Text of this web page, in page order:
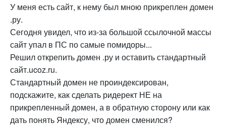
У меня есть сайт, к нему был мною прикреплен домен
.ру.
Сегодня увидел, что из-за большой ссылочной массы
сайт упал в ПС по самые помидоры...
Решил открепить домен .ру и оставить стандартный
сайт.ucoz.ru.
Стандартный домен не проиндексирован,
подскажите, как сделать ридерект НЕ на
прикрепленный домен, а в обратную сторону или как
дать понять Яндексу, что домен сменился?